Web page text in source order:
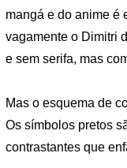
mangá e do anime é
vagamente o Dimitri
e sem serifa, mas
Mas o esquema de
Os símbolos pretos
contrastantes que